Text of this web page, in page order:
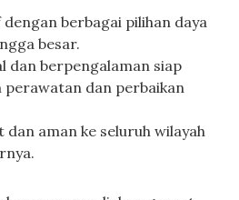
berbagai pilihan daya
besar.
dan berpengalaman siap
perawatan dan perbaikan
aman ke seluruh wilayah